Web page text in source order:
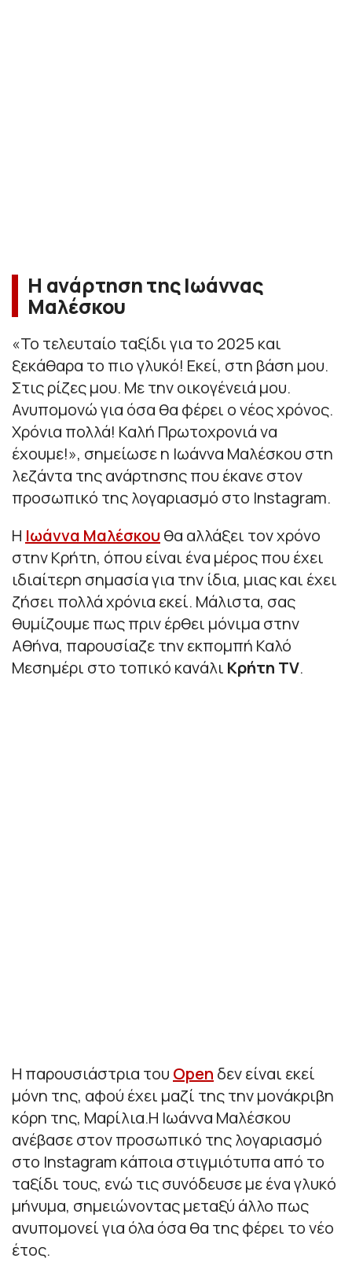
Η ανάρτηση της Ιωάννας
Μαλέσκου
«Το τελευταίο ταξίδι για το 2025 και
ξεκάθαρα το πιο γλυκό! Εκεί, στη βάση μου.
Στις ρίζες μου. Με την οικογένειά μου.
Ανυπομονώ για όσα θα φέρει ο νέος χρόνος.
Χρόνια πολλά! Καλή Πρωτοχρονιά να
έχουμε!», σημείωσε η Ιωάννα Μαλέσκου στη
λεζάντα της ανάρτησης που έκανε στον
προσωπικό της λογαριασμό στο Instagram.
Η Ιωάννα Μαλέσκου θα αλλάξει τον χρόνο
στην Κρήτη, όπου είναι ένα μέρος που έχει
ιδιαίτερη σημασία για την ίδια, μιας και έχει
ζήσει πολλά χρόνια εκεί. Μάλιστα, σας
θυμίζουμε πως πριν έρθει μόνιμα στην
Αθήνα, παρουσίαζε την εκπομπή Καλό
Μεσημέρι στο τοπικό κανάλι Κρήτη TV.
Η παρουσιάστρια του Open δεν είναι εκεί
μόνη της, αφού έχει μαζί της την μονάκριβη
κόρη της, Μαρίλια.Η Ιωάννα Μαλέσκου
ανέβασε στον προσωπικό της λογαριασμό
στο Instagram κάποια στιγμιότυπα από το
ταξίδι τους, ενώ τις συνόδευσε με ένα γλυκό
μήνυμα, σημειώνοντας μεταξύ άλλο πως
ανυπομονεί για όλα όσα θα της φέρει το νέο
έτος.